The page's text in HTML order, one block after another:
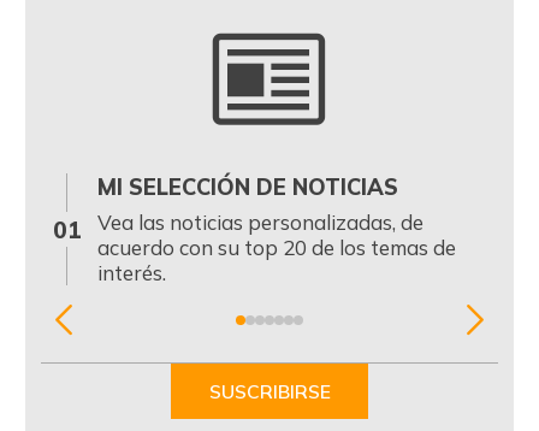
01
MI SELECCIÓN DE NOTICIAS
Vea las noticias personalizadas, de
acuerdo con su top 20 de los temas de
interés.
Item
SUSCRIBIRSE